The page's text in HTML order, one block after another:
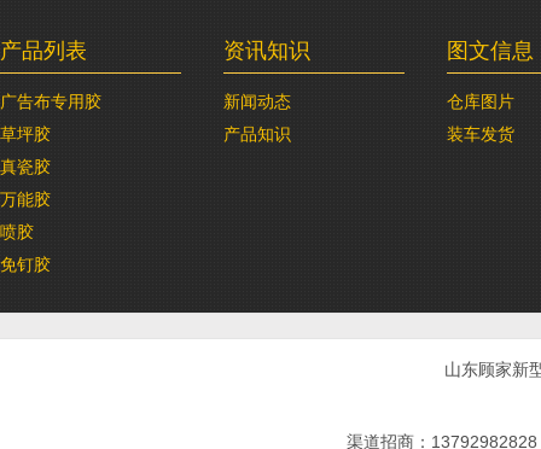
产品列表
广告布专用胶
草坪胶
真瓷胶
万能胶
喷胶
免钉胶
资讯知识
新闻动态
产品知识
图文信息
仓库图片
装车发货
山东顾家新
渠道招商：